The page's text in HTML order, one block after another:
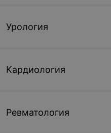
Урология
Кардиология
Ревматология